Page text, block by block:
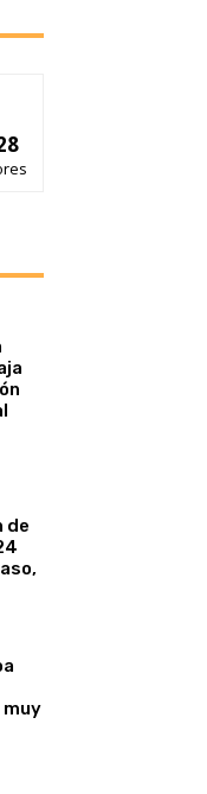
de
muy